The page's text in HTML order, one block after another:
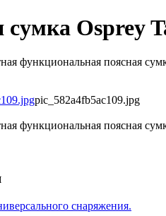
сумка Osprey
функциональная поясная
pic_582a4fb5ac109.jpg
функциональная поясная
снаряжения.